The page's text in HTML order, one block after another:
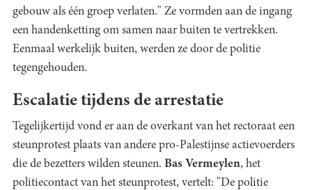
gebouw als één groep verlaten." Ze vormden aan de ingang
een handenketting om samen naar buiten te vertrekken.
Eenmaal werkelijk buiten, werden ze door de politie
tegengehouden.
Escalatie tijdens de arrestatie
Tegelijkertijd vond er aan de overkant van het rectoraat een
steunprotest plaats van andere pro-Palestijnse actievoerders
die de bezetters wilden steunen. Bas Vermeylen, het
politiecontact van het steunprotest, vertelt: "De politie